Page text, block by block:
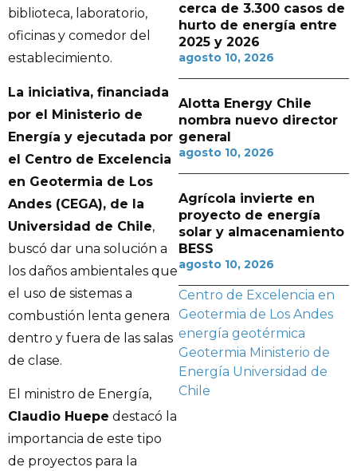
biblioteca, laboratorio,
oficinas y comedor del
establecimiento.
La iniciativa, financiada
por el Ministerio de
Energía y ejecutada por
el Centro de Excelencia
en Geotermia de Los
Andes (CEGA), de la
Universidad de Chile,
buscó dar una solución a
los daños ambientales que
el uso de sistemas a
combustión lenta genera
dentro y fuera de las salas
de clase.
El ministro de Energía,
Claudio Huepe destacó la
importancia de este tipo
de proyectos para la
cerca de 3.300 casos de
hurto de energía entre
2025 y 2026
agosto 10, 2026
Alotta Energy Chile
nombra nuevo director
general
agosto 10, 2026
Agrícola invierte en
proyecto de energía
solar y almacenamiento
BESS
agosto 10, 2026
Centro de Excelencia en
Geotermia de Los Andes
energía geotérmica
Geotermia Ministerio de
Energía Universidad de
Chile